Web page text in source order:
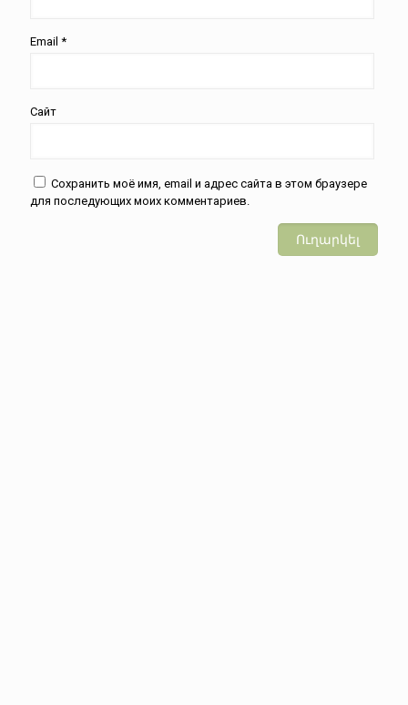
Email *
Сайт
Сохранить моё имя, email и адрес сайта в этом браузере
для последующих моих комментариев.